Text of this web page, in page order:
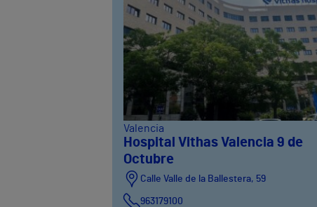
Valencia
Hospital Vithas Valencia 9 de
Octubre
Calle Valle de la Ballestera, 59
963179100